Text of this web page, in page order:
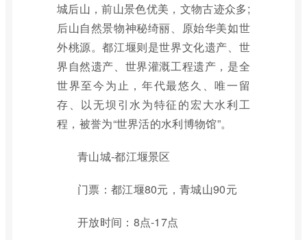
城后山，前山景色优美，文物古迹众多;
后山自然景物神秘绮丽、原始华美如世
外桃源。都江堰则是世界文化遗产、世
界自然遗产、世界灌溉工程遗产，是全
世界至今为止，年代最悠久、唯一留
存、以无坝引水为特征的宏大水利工
程，被誉为“世界活的水利博物馆”。
青山城-都江堰景区
门票：都江堰80元，青城山90元
开放时间：8点-17点